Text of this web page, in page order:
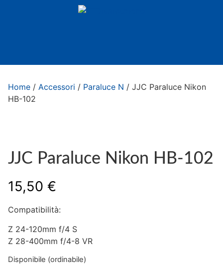
Home / Accessori / Paraluce N / JJC Paraluce Nikon
HB-102
JJC Paraluce Nikon HB-102
15,50 €
Compatibilità:
Z 24-120mm f/4 S
Z 28-400mm f/4-8 VR
Disponibile (ordinabile)